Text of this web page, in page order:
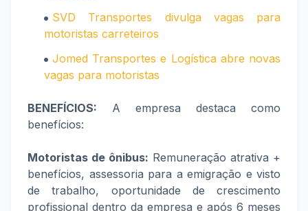
SVD Transportes divulga vagas para
motoristas carreteiros
Jomed Transportes e Logística abre novas
vagas para motoristas
BENEFÍCIOS: A empresa destaca como
benefícios:
Motoristas de ônibus: Remuneração atrativa +
benefícios, assessoria para a emigração e visto
de trabalho, oportunidade de crescimento
profissional dentro da empresa e após 6 meses